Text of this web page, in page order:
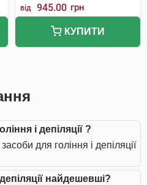
від 945.00 грн
КУПИТИ
і депіляції ?
для гоління і депіляції
найдешевші?